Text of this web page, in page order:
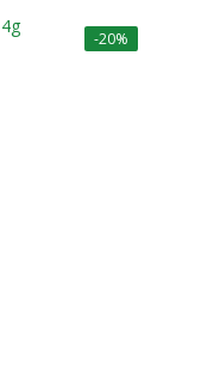
-20%